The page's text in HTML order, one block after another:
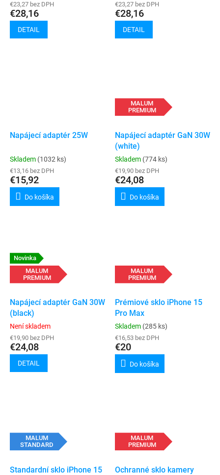
€23,27 bez DPH
€28,16
DETAIL
€23,27 bez DPH
€28,16
DETAIL
Napájecí adaptér 25W
Skladem (1032 ks)
€13,16 bez DPH
€15,92
Do košíka
MALUM
PREMIUM
Napájecí adaptér GaN 30W
(white)
Skladem (774 ks)
€19,90 bez DPH
€24,08
Do košíka
Novinka
MALUM
PREMIUM
Napájecí adaptér GaN 30W
(black)
Není skladem
€19,90 bez DPH
€24,08
DETAIL
MALUM
PREMIUM
Prémiové sklo iPhone 15
Pro Max
Skladem (285 ks)
€16,53 bez DPH
€20
Do košíka
MALUM
STANDARD
Standardní sklo iPhone 15
MALUM
PREMIUM
Ochranné sklo kamery